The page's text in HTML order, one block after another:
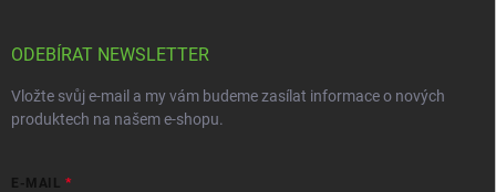
ODEBÍRAT NEWSLETTER
Vložte svůj e-mail a my vám budeme zasílat informace o nových
produktech na našem e-shopu.
E-MAIL